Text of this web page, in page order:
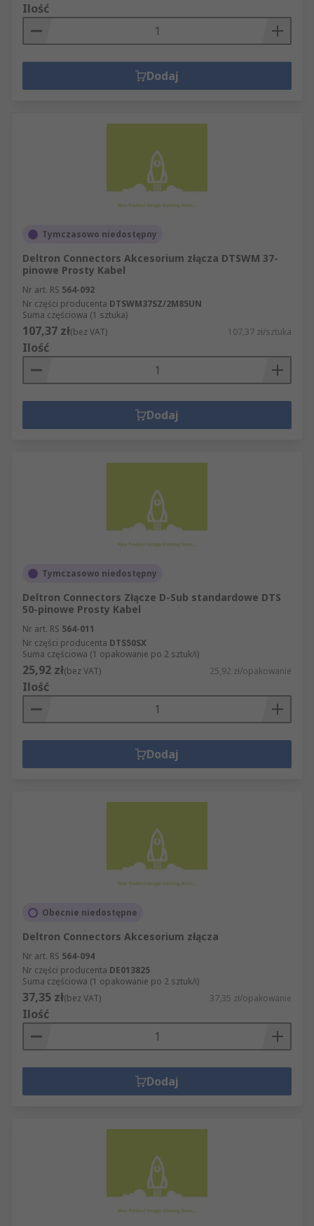
Ilość
Dodaj
Tymczasowo niedostępny
Deltron Connectors Akcesorium złącza DTSWM 37-
pinowe Prosty Kabel
Nr art. RS 564-092
Nr części producenta DTSWM37SZ/2M85UN
Suma częściowa (1 sztuka)
107,37 zł(bez VAT) 107,37 zł/sztuka
Ilość
Dodaj
Tymczasowo niedostępny
Deltron Connectors Złącze D-Sub standardowe DTS
50-pinowe Prosty Kabel
Nr art. RS 564-011
Nr części producenta DTS50SX
Suma częściowa (1 opakowanie po 2 sztuk/i)
25,92 zł(bez VAT) 25,92 zł/opakowanie
Ilość
Dodaj
Obecnie niedostępne
Deltron Connectors Akcesorium złącza
Nr art. RS 564-094
Nr części producenta DE013825
Suma częściowa (1 opakowanie po 2 sztuk/i)
37,35 zł(bez VAT) 37,35 zł/opakowanie
Ilość
Dodaj